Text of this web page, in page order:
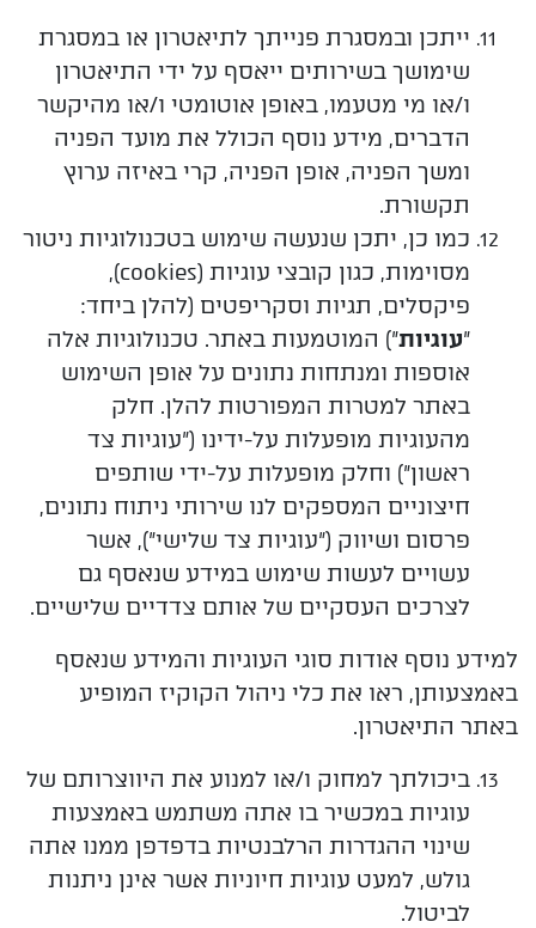
ייתכן ובמסגרת פנייתך לתיאטרון או במסגרת
שימושך בשירותים ייאסף על ידי התיאטרון
ו/או מי מטעמו, באופן אוטומטי ו/או מהיקשר
הדברים, מידע נוסף הכולל את מועד הפניה
ומשך הפניה, אופן הפניה, קרי באיזה ערוץ
תקשורת.
כמו כן, יתכן שנעשה שימוש בטכנולוגיות ניטור
מסוימות, כגון קובצי עוגיות (cookies),
פיקסלים, תגיות וסקריפטים (להלן ביחד:
"עוגיות") המוטמעות באתר. טכנולוגיות אלה
אוספות ומנתחות נתונים על אופן השימוש
באתר למטרות המפורטות להלן. חלק
מהעוגיות מופעלות על-ידינו ("עוגיות צד
ראשון") וחלק מופעלות על-ידי שותפים
חיצוניים המספקים לנו שירותי ניתוח נתונים,
פרסום ושיווק ("עוגיות צד שלישי"), אשר
עשויים לעשות שימוש במידע שנאסף גם
לצרכים העסקיים של אותם צדדיים שלישיים.
למידע נוסף אודות סוגי העוגיות והמידע שנאסף
באמצעותן, ראו את כלי ניהול הקוקיז המופיע
באתר התיאטרון.
ביכולתך למחוק ו/או למנוע את היווצרותם של
עוגיות במכשיר בו אתה משתמש באמצעות
שינוי ההגדרות הרלבנטיות בדפדפן ממנו אתה
גולש, למעט עוגיות חיוניות אשר אינן ניתנות
לביטול.